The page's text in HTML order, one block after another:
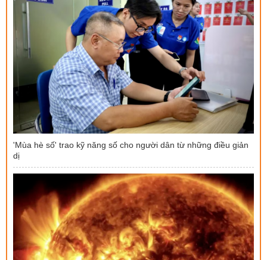
'Mùa hè số' trao kỹ năng số cho người dân từ những điều giản
dị